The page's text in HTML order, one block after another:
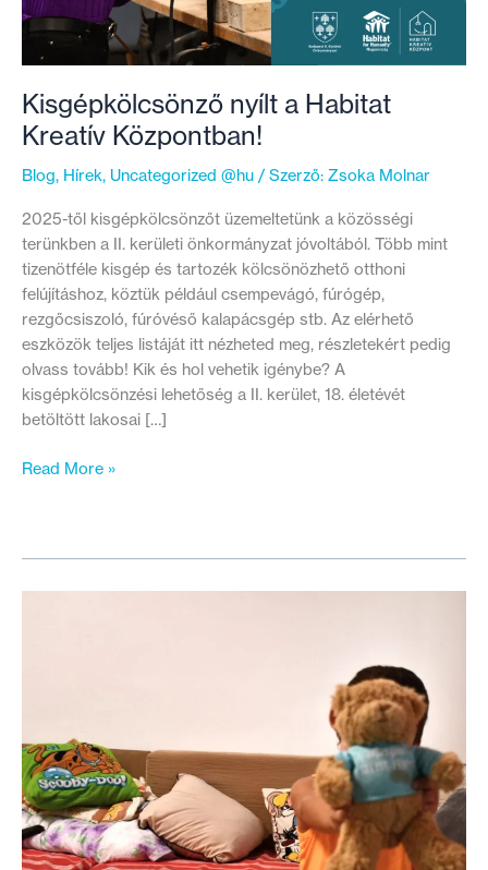
Kisgépkölcsönző nyílt a Habitat
Kreatív Központban!
Blog, Hírek, Uncategorized @hu / Szerző: Zsoka Molnar
2025-től kisgépkölcsönzőt üzemeltetünk a közösségi
terünkben a II. kerületi önkormányzat jóvoltából. Több mint
tizenötféle kisgép és tartozék kölcsönözhető otthoni
felújításhoz, köztük például csempevágó, fúrógép,
rezgőcsiszoló, fúróvéső kalapácsgép stb. Az elérhető
eszközök teljes listáját itt nézheted meg, részletekért pedig
olvass tovább! Kik és hol vehetik igénybe? A
kisgépkölcsönzési lehetőség a II. kerület, 18. életévét
betöltött lakosai […]
Kisgépkölcsönző
Központban!
Read More »